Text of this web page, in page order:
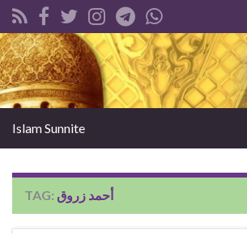
Search for:
Islam Sunnite
TAG: أحمد زروق